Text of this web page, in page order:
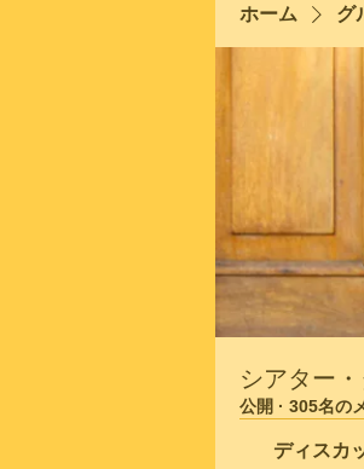
ホーム グ
シアター
公開 · 305名の
ディスカ